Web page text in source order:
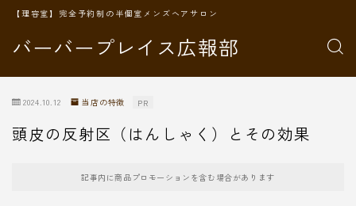
バーバープレイス広報部
【理容室】完全予約制の半個室メンズヘアサロン
2024.10.12 当店の特徴 PR
頭皮の反射区（はんしゃく）とその効果
記事内に商品プロモーションを含む場合があります